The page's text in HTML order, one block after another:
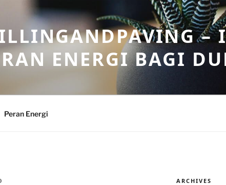
–
ENERGI BAGI
Peran Energi
ARCHIVES